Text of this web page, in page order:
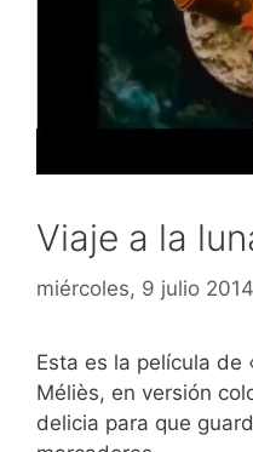
Viaje a la
miércoles, 9 julio 2014
Esta es la película de
Méliès, en versión
delicia para que